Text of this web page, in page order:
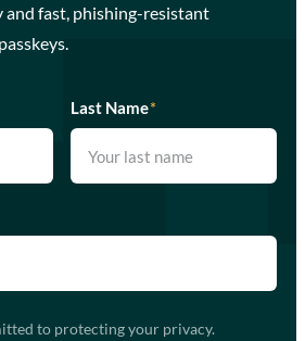
fast, phishing-resistant
Last Name*
to protecting your privacy.